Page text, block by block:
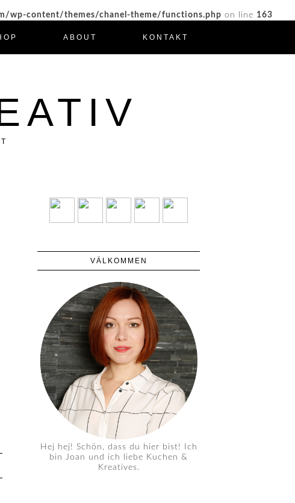
wp-content/themes/chanel-theme/functions.php on line 163
ABOUT KONTAKT
VÄLKOMMEN
Hej hej! Schön, dass du hier bist! Ich
bin Joan und ich liebe Kuchen &
Kreatives.